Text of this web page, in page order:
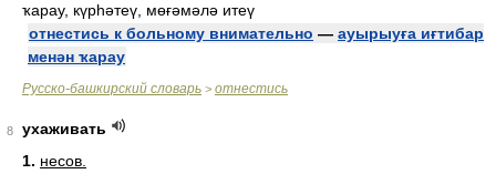
ҡарау, күрһәтеү, мөғәмәлә итеү
отнестись к больному внимательно — ауырыуға иғтибар
менән ҡарау
Русско-башкирский словарь > отнестись
8
ухаживать
1. несов.